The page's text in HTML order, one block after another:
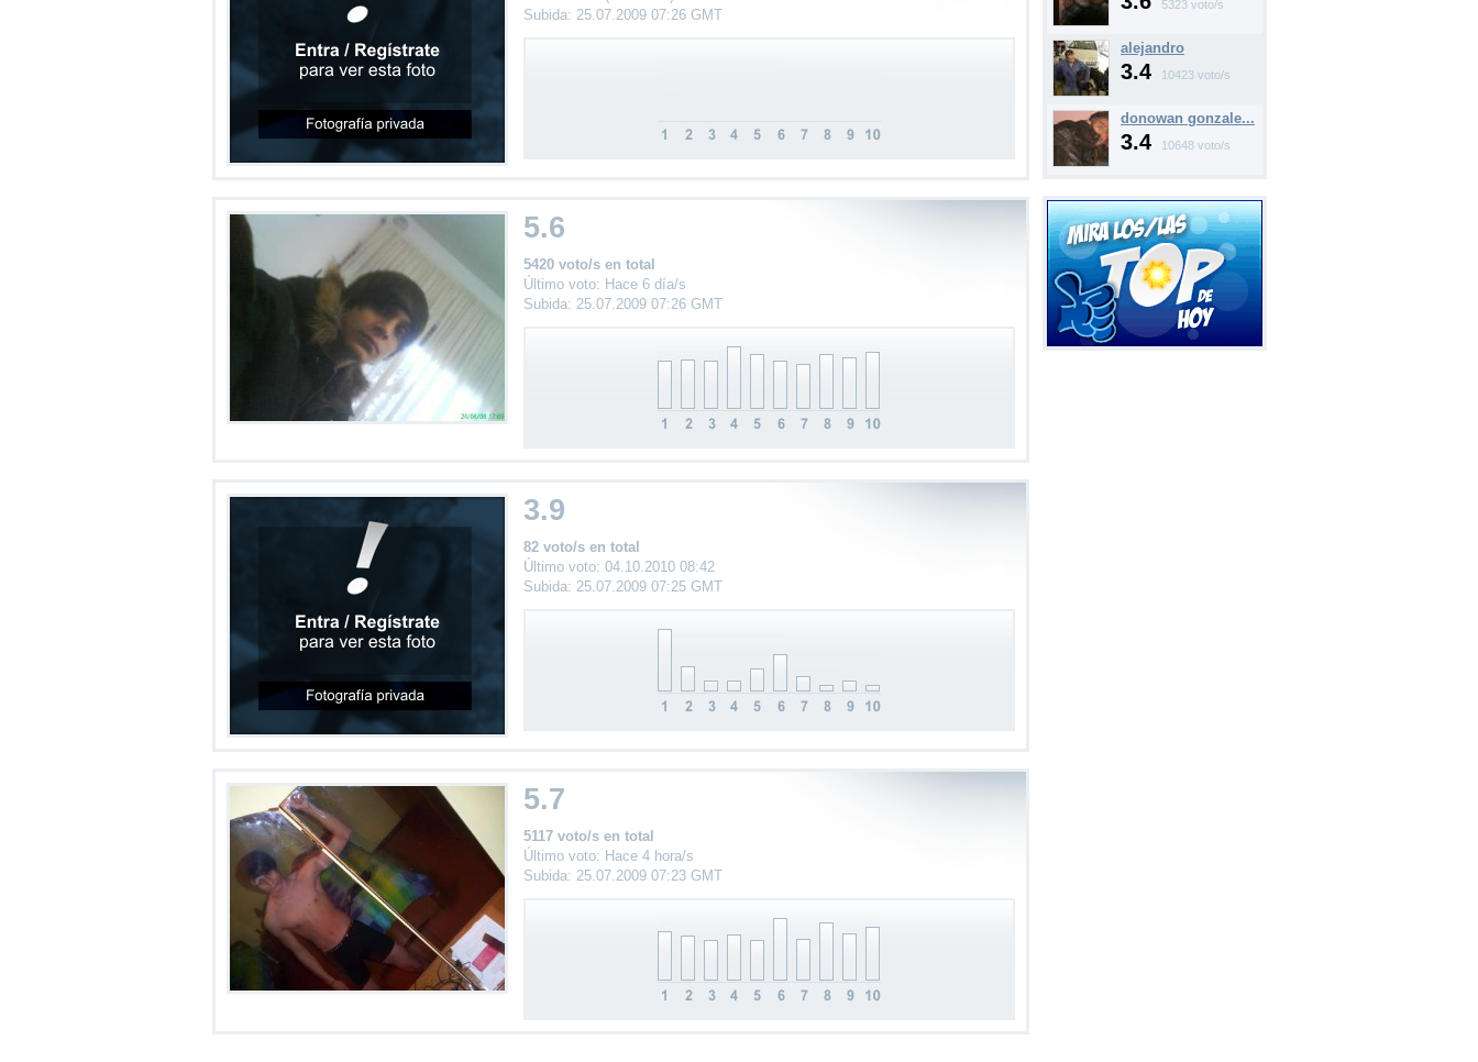
5323 voto/s
alejandro
3.4 10423 voto/s
donowan gonzale...
3.4 10648 voto/s
Subida: 25.07.2009 07:26 GMT
5.6
5420 voto/s en total
Último voto: Hace 6 día/s
Subida: 25.07.2009 07:26 GMT
3.9
82 voto/s en total
Último voto: 04.10.2010 08:42
Subida: 25.07.2009 07:25 GMT
5.7
5117 voto/s en total
Último voto: Hace 4 hora/s
Subida: 25.07.2009 07:23 GMT